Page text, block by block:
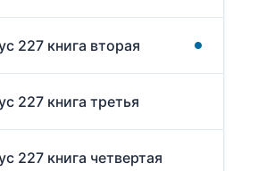
227 книга вторая
227 книга третья
227 книга четвертая